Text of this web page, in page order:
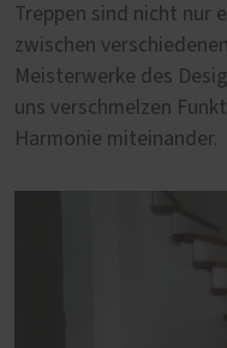
Treppen sind nicht nur
zwischen
Meisterwerke des
uns verschmelzen
Harmonie miteinander.